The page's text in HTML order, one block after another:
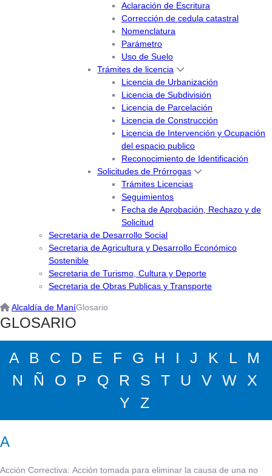
Aclaración de Escritura
Corrección de cedula catastral
Nomenclatura
Parámetro
Uso de Suelo
Trámites de licencia
Licencia de Urbanización
Licencia de Subdivisión
Licencia de Parcelación
Licencia de Construcción
Licencia de Intervención y Ocupación
del espacio publico
Reconocimiento de Identificación
Solicitudes de Prórrogas
Trámites Licencias
Seguimientos
Fecha de Aprobación, Rechazo y de
Solicitud
Secretaria de Desarrollo Social
Secretaria de Agricultura y Desarrollo Económico
Sostenible
Secretaria de Turismo, Cultura y Deporte
Secretaria de Obras Publicas y Transporte
Alcaldía de ManíGlosario
​GL​OSARIO
A B C D E F G H I J K L
M
N
Ñ O P Q R S T U V W
X
Y
Z
A
Acción Correctiva: ​Acción tomada para eliminar la causa de una no